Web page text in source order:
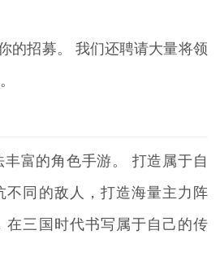
的招募。 我们还聘请大量将领
富的角色手游。 打造属于自
不同的敌人，打造海量主力阵
在三国时代书写属于自己的传